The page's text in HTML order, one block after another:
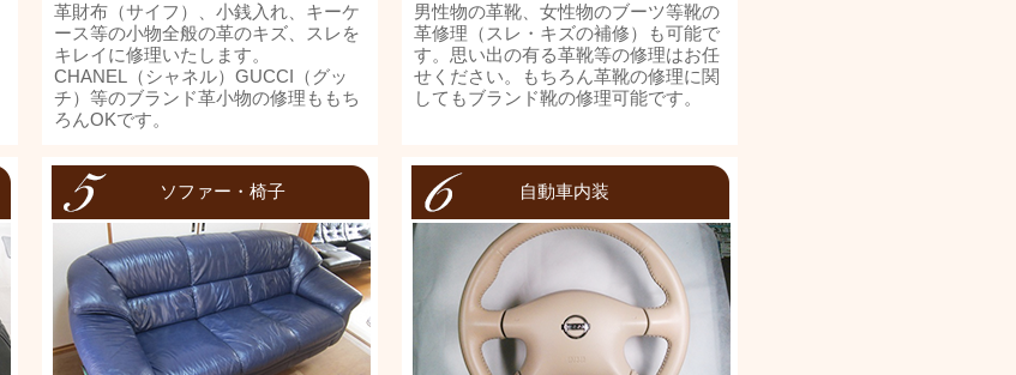
革財布（サイフ）、小銭入れ、キーケ
ース等の小物全般の革のキズ、スレを
キレイに修理いたします。
CHANEL（シャネル）GUCCI（グッ
チ）等のブランド革小物の修理ももち
ろんOKです。
男性物の革靴、女性物のブーツ等靴の
革修理（スレ・キズの補修）も可能で
す。思い出の有る革靴等の修理はお任
せください。もちろん革靴の修理に関
してもブランド靴の修理可能です。
ソファー・椅子 自動車内装